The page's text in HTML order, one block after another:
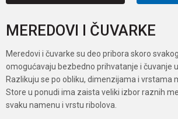
MEREDOVI I ČUVARKE
Meredovi i čuvarke su deo pribora skoro
omogućavaju bezbedno prihvatanje i čuvanje
Razlikuju se po obliku, dimenzijama i vrstama
Store u ponudi ima zaista veliki izbor raznih
svaku namenu i vrstu ribolova.